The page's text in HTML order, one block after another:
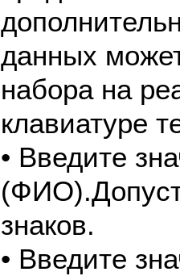
данных
набора на
клавиатуре
• Введите
знаков.
• Введите